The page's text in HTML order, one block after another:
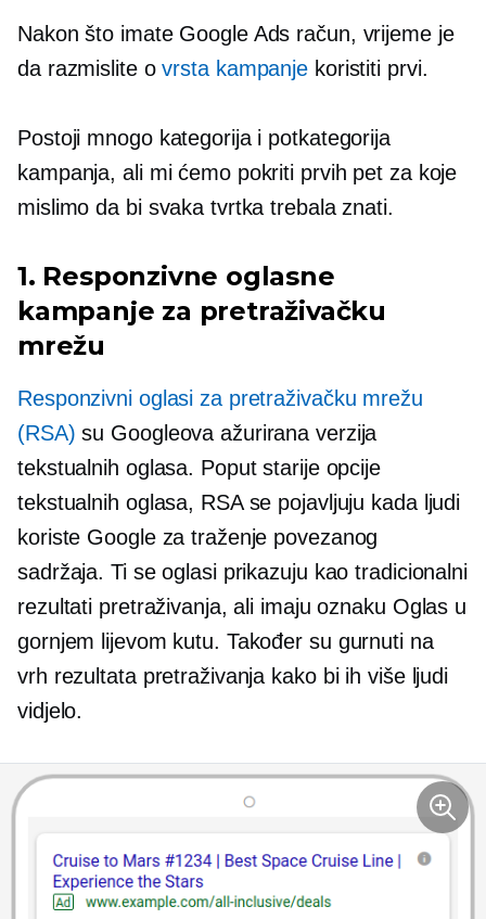
Nakon što imate Google Ads račun, vrijeme je
da razmislite ovrsta kampanje koristiti prvi.
Postoji mnogo kategorija i potkategorija
kampanja, ali mi ćemo pokriti prvih pet za koje
mislimo da bi svaka tvrtka trebala znati.
1. Responzivne oglasne
kampanje za pretraživačku
mrežu
Responzivni oglasi za pretraživačku mrežu
(RSA) su Googleova ažurirana verzija
tekstualnih oglasa. Poput starije opcije
tekstualnih oglasa, RSA se pojavljuju kada ljudi
koriste Google za traženje povezanog
sadržaja. Ti se oglasi prikazuju kao tradicionalni
rezultati pretraživanja, ali imaju oznaku Oglas u
gornjem lijevom kutu. Također su gurnuti na
vrh rezultata pretraživanja kako bi ih više ljudi
vidjelo.